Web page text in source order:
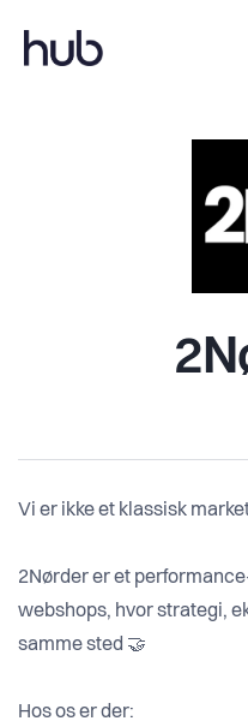
Vi er ikke et klassisk
2Nørder er et
webshops, hvor strategi,
samme sted 🤝
Hos os er der: